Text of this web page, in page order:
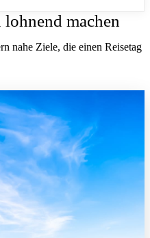
machen
nahe Ziele, die einen Reisetag